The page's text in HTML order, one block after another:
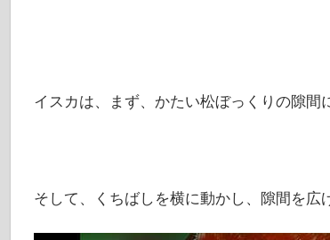
イスカは、まず、かたい松ぼっくりの隙間
そして、くちばしを横に動かし、隙間を広